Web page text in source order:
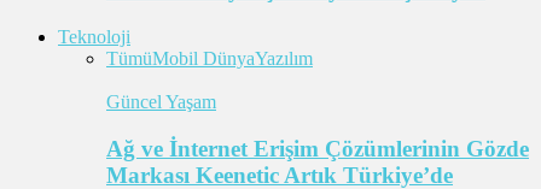
Teknoloji
TümüMobil DünyaYazılım
Güncel Yaşam
Ağ ve İnternet Erişim Çözümlerinin Gözde
Markası Keenetic Artık Türkiye’de